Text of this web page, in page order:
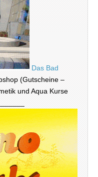
Das Bad
(Gutscheine –
und Aqua Kurse